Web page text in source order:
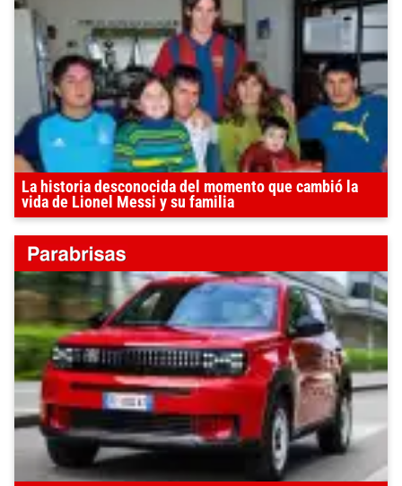
La historia desconocida del momento que cambió la
vida de Lionel Messi y su familia